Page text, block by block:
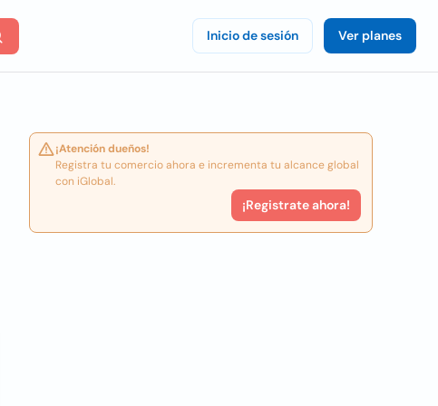
Inicio de sesión Ver planes
¡Atención dueños!
Registra tu comercio ahora e incrementa tu alcance global
con iGlobal.
¡Registrate ahora!